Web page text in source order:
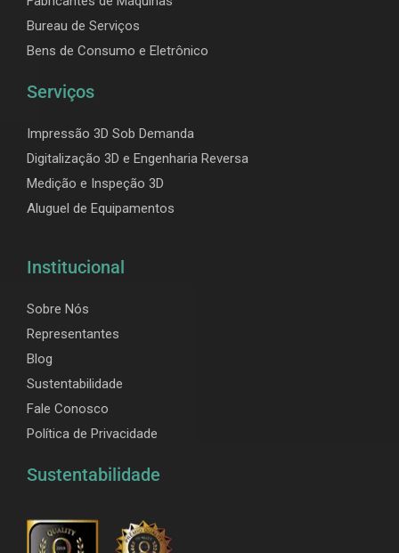
Bureau de Serviços
Bens de Consumo e Eletrônico
Serviços
Impressão 3D Sob Demanda
Digitalização 3D e Engenharia Reversa
Medição e Inspeção 3D
Aluguel de Equipamentos
Institucional
Sobre Nós
Representantes
Blog
Sustentabilidade
Fale Conosco
Política de Privacidade
Sustentabilidade